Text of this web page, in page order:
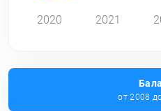
2020 2021
от 2008